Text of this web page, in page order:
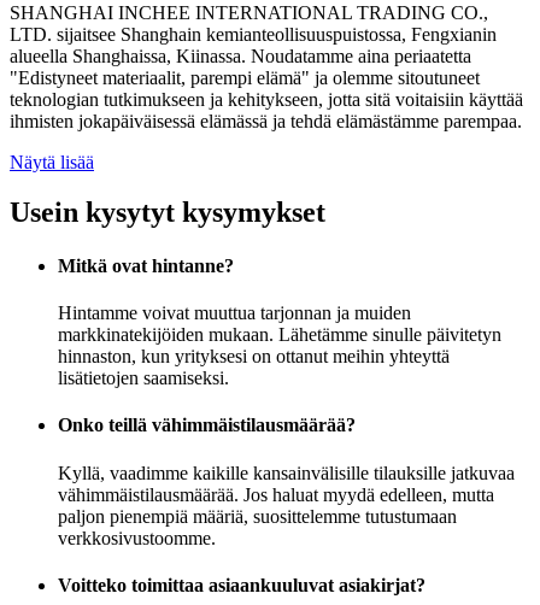
SHANGHAI INCHEE INTERNATIONAL TRADING CO.,
LTD. sijaitsee Shanghain kemianteollisuuspuistossa, Fengxianin
alueella Shanghaissa, Kiinassa. Noudatamme aina periaatetta
"Edistyneet materiaalit, parempi elämä" ja olemme sitoutuneet
teknologian tutkimukseen ja kehitykseen, jotta sitä voitaisiin käyttää
ihmisten jokapäiväisessä elämässä ja tehdä elämästämme parempaa.
Näytä lisää
Usein kysytyt kysymykset
Mitkä ovat hintanne?
Hintamme voivat muuttua tarjonnan ja muiden
markkinatekijöiden mukaan. Lähetämme sinulle päivitetyn
hinnaston, kun yrityksesi on ottanut meihin yhteyttä
lisätietojen saamiseksi.
Onko teillä vähimmäistilausmäärää?
Kyllä, vaadimme kaikille kansainvälisille tilauksille jatkuvaa
vähimmäistilausmäärää. Jos haluat myydä edelleen, mutta
paljon pienempiä määriä, suosittelemme tutustumaan
verkkosivustoomme.
Voitteko toimittaa asiaankuuluvat asiakirjat?